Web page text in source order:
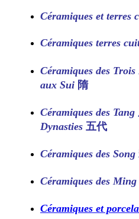
Céramiques et terres
Céramiques terres
Céramiques des Trois
aux Sui 隋
Céramiques des Tang
Dynasties 五代
Céramiques des Song
Céramiques des Ming
Céramiques et